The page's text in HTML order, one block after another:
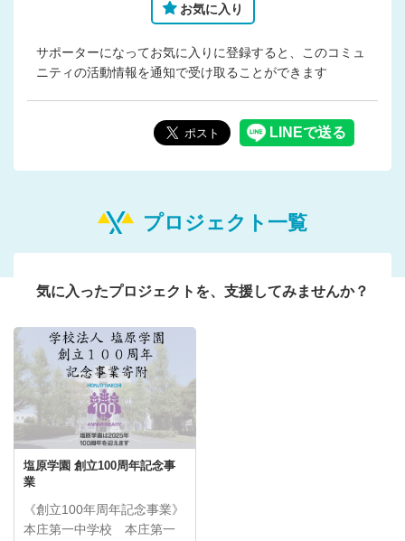
お気に入り
サポーターになってお気に入りに登録すると、このコミュ
ニティの活動情報を通知で受け取ることができます
プロジェクト一覧
気に入ったプロジェクトを、支援してみませんか？
塩原学園 創立100周年記念事
業
《創立100年周年記念事業》
本庄第一中学校 本庄第一